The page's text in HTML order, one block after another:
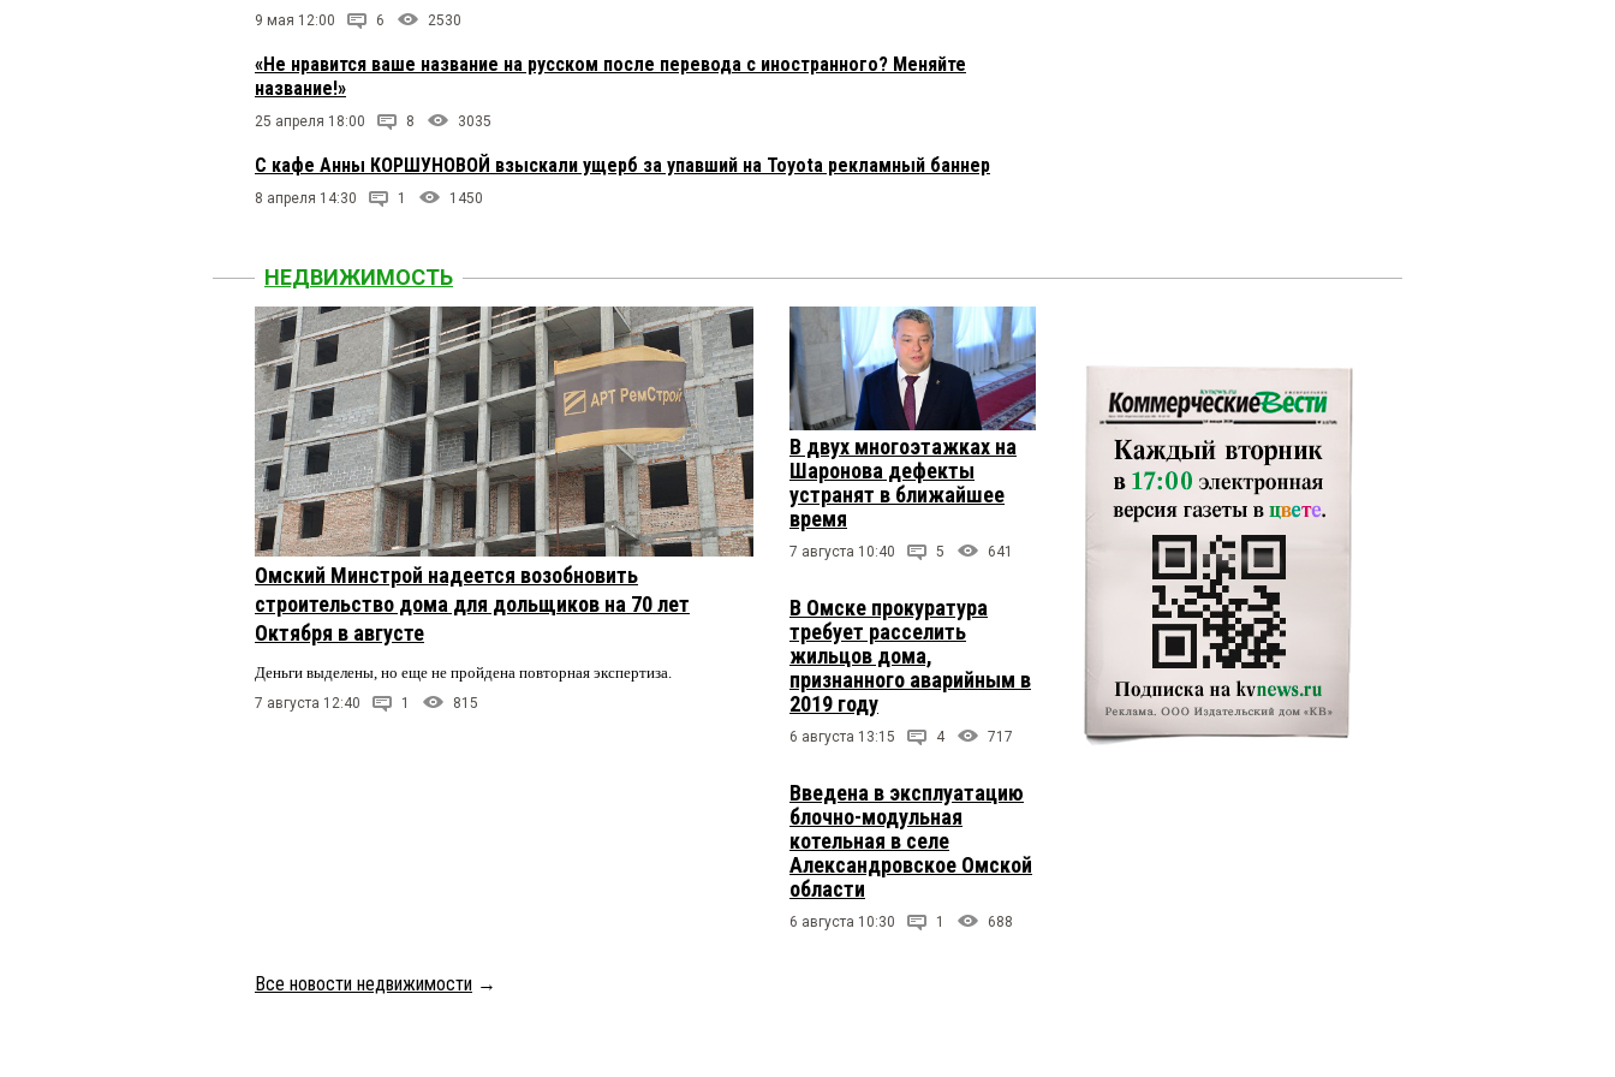
9 мая 12:00 6 2530
«Не нравится ваше название на русском после перевода с иностранного? Меняйте
название!»
25 апреля 18:00 8 3035
С кафе Анны КОРШУНОВОЙ взыскали ущерб за упавший на Toyota рекламный баннер
8 апреля 14:30 1 1450
НЕДВИЖИМОСТЬ
Омский Минстрой надеется возобновить
строительство дома для дольщиков на 70 лет
Октября в августе
Деньги выделены, но еще не пройдена повторная экспертиза.
7 августа 12:40 1 815
В двух многоэтажках на
Шаронова дефекты
устранят в ближайшее
время
7 августа 10:40 5 641
В Омске прокуратура
требует расселить
жильцов дома,
признанного аварийным в
2019 году
6 августа 13:15 4 717
Введена в эксплуатацию
блочно-модульная
котельная в селе
Александровское Омской
области
6 августа 10:30 1 688
Все новости недвижимости →